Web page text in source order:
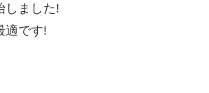
しました!
適です!